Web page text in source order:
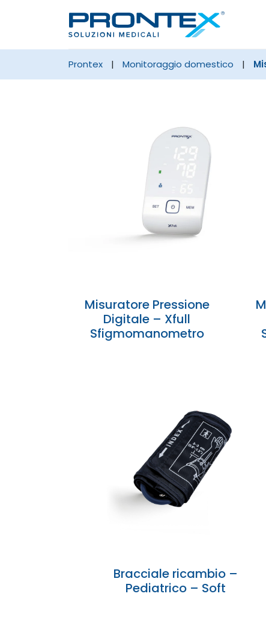
prontex | monitoraggio domestico |
Misuratore Pressione
Digitale – Xfull
Sfigmomanometro
Bracciale ricambio –
Pediatrico – Soft